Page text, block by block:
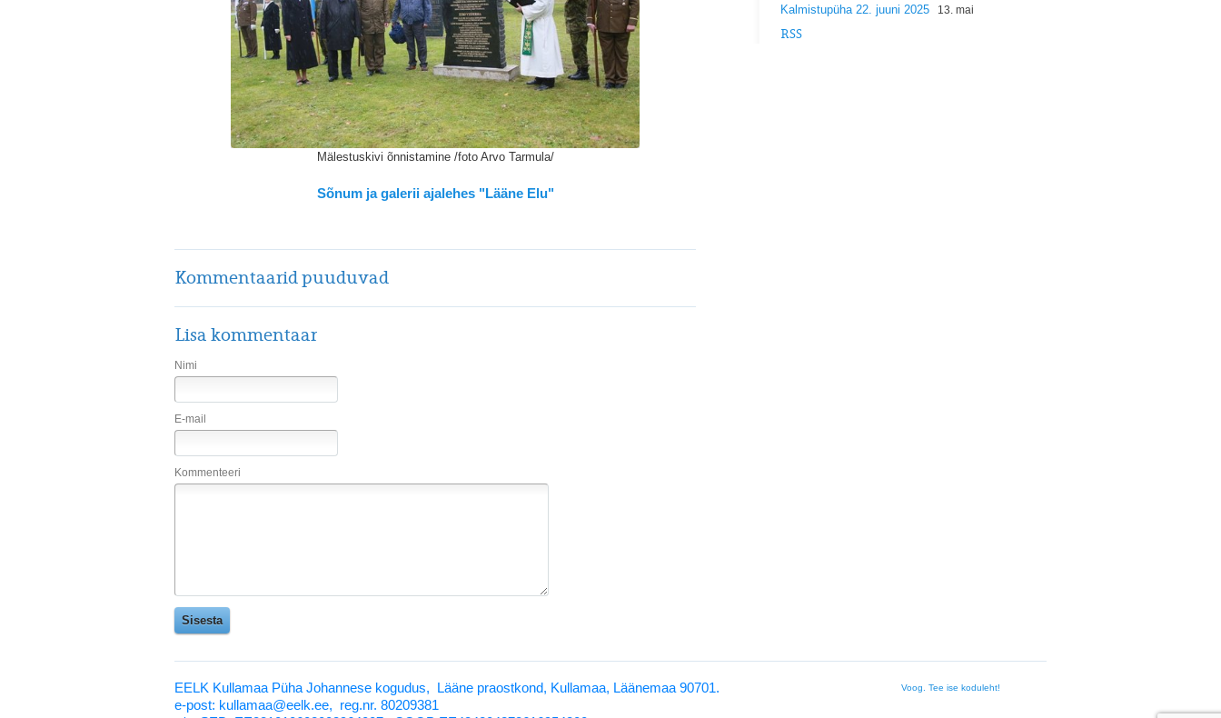
Mälestuskivi õnnistamine /foto Arvo Tarmula/
Sõnum ja galerii ajalehes "Lääne Elu"
Kommentaarid puuduvad
Lisa kommentaar
Nimi
E-mail
Kommenteeri
Kalmistupüha 22. juuni 2025 13. mai
RSS
EELK Kullamaa Püha Johannese kogudus, Lääne praostkond, Kullamaa, Läänemaa 90701.
e-post: kullamaa@eelk.ee, reg.nr. 80209381
Voog. Tee ise koduleht!